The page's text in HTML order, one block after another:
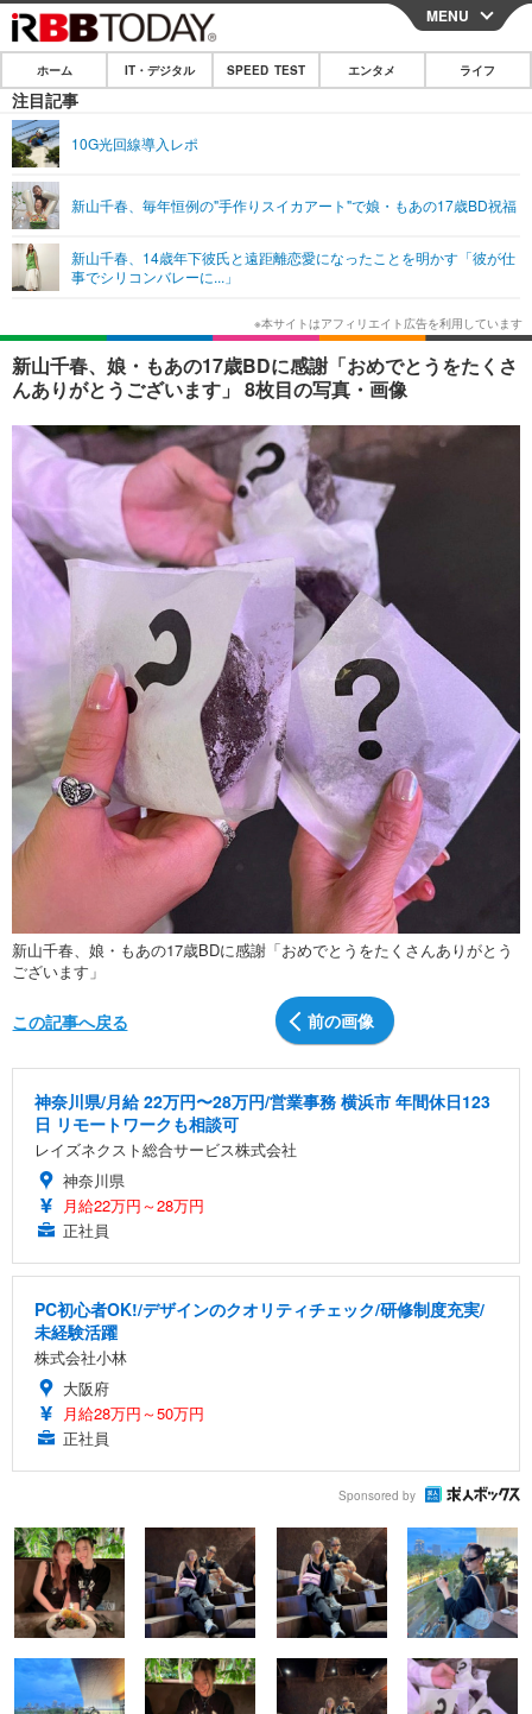
CLOSE
ホーム
IT・デジタル
ショッピング その他
SPEED TEST
エンタメ
エンタメTOP
韓国・芸能
音楽 スポーツ
ショッピング その他
ライフ
ライフTOP グルメ
ペット ショッピング
その他
リリース一覧
プッシュ通知の停止方法
MENU
ホーム IT・デジタル SPEED TEST エンタメ ライフ
注目記事
10G光回線導入レポ
新山千春、毎年恒例の"手作りスイカアート"で娘・もあの17歳BD祝福
新山千春、14歳年下彼氏と遠距離恋愛になったことを明かす「彼が仕
事でシリコンバレーに...」
新山千春、娘・もあの17歳BDに感謝「おめでとうをたくさ
んありがとうございます」 8枚目の写真・画像
新山千春、娘・もあの17歳BDに感謝「おめでとうをたくさんありがとう
ございます」
前の画像
この記事へ戻る
神奈川県/月給 22万円〜28万円/営業事務 横浜市 年間休日123
日 リモートワークも相談可
レイズネクスト総合サービス株式会社
神奈川県
月給22万円～28万円
正社員
PC初心者OK!/デザインのクオリティチェック/研修制度充実/
未経験活躍
株式会社小林
大阪府
月給28万円～50万円
正社員
Sponsored by